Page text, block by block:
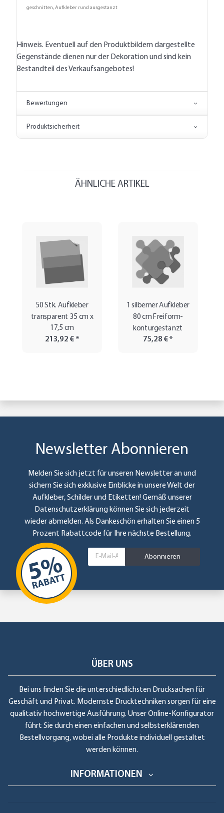
geschnitten, Aufkleber rund ausgestanzt
Hinweis. Eventuell auf den Produktbildern dargestellte
Gegenstände dienen nur der Dekoration und sind kein
Bestandteil des Verkaufsangebotes!
Bewertungen
Produktsicherheit
ÄHNLICHE ARTIKEL
50 Stk. Aufkleber
transparent 35 cm x
17,5 cm
213,92 € *
1 silberner Aufkleber
80 cm Freiform-
konturgestanzt
75,28 €*
Newsletter Abonnieren
Melden Sie sich jetzt für unseren Newsletter an und
sichern Sie sich exklusive Einblicke in unsere Welt der
Aufkleber, Schilder und Etiketten! Gemäß unserer
Datenschutzerklärungkönnen Sie sich jederzeit
wieder abmelden. Als Dankeschön erhalten Sie einen 5
Prozent Rabattcode für Ihre nächste Bestellung.
Abonnieren
ÜBER UNS
Bei uns finden Sie die unterschiedlichsten Drucksachen für
Geschäft und Privat. Modernste Drucktechniken sorgen für eine
qualitativ hochwertige Ausführung. Unser Online-Konfigurator
führt Sie durch einen einfachen und selbsterklärenden
Bestellvorgang, wobei alle Produkte individuell gestaltet
werden können.
INFORMATIONEN